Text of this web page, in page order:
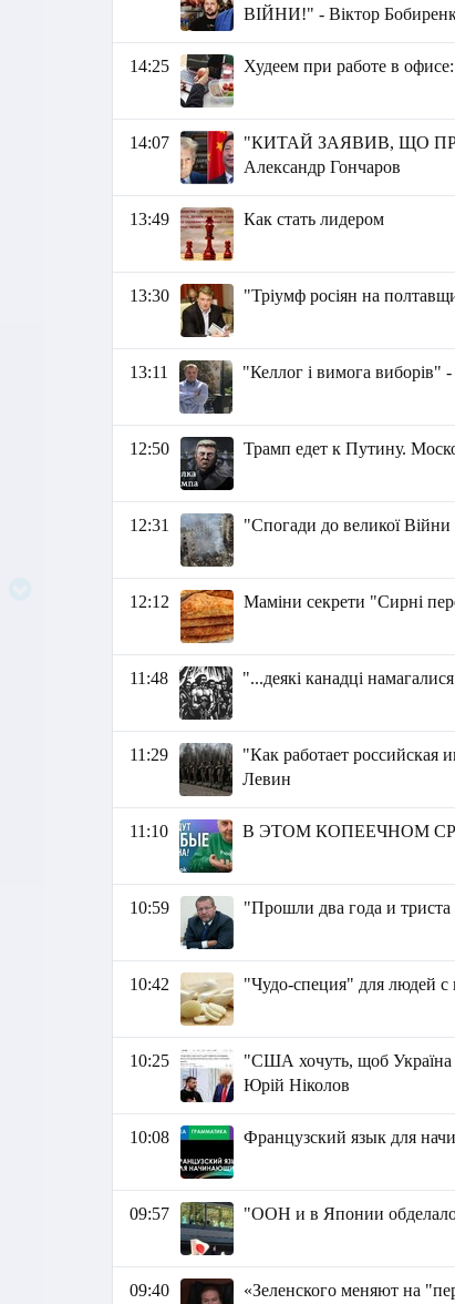
ВІЙНИ!" - Віктор
14:25 Худеем при работе в
14:07
"КИТАЙ ЗАЯВИВ, ЩО
Александр Гончаров
13:49 Как стать лидером
13:30 "Тріумф росіян на
13:11 "Келлог і вимога виборів"
12:50 Трамп едет к Путину.
12:31 "Спогади до великої Війни
12:12 Маміни секрети "Сирні
11:48 "...деякі канадці
11:29
"Как работает
Левин
11:10 В ЭТОМ КОПЕЕЧНОМ
10:59 "Прошли два года и
10:42 "Чудо-специя" для людей
10:25
"США хочуть, щоб Україна
Юрій Ніколов
10:08 Французский язык для
09:57 "ООН и в Японии
09:40 «Зеленского меняют на